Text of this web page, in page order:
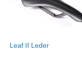
Leaf II Leder